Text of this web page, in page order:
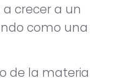
crecer a un
como una
de la materia